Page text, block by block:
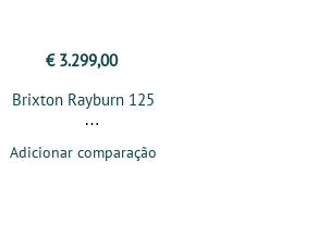
€ 3.299,00
Brixton Rayburn 125
Adicionar comparação